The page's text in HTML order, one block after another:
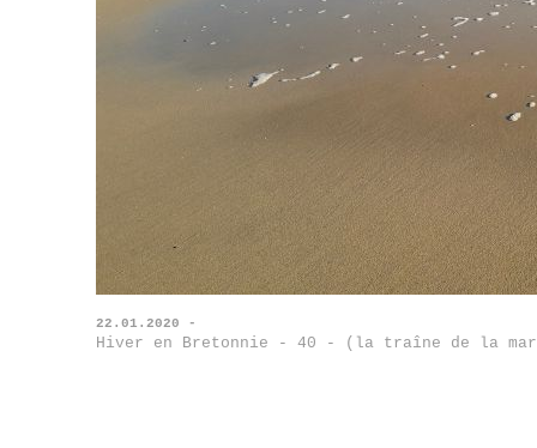
22.01.2020 -
Hiver en Bretonnie - 40 - (la traîne de la